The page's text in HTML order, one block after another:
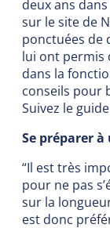
deux ans
sur le site de
ponctuées de
lui ont permis
dans la
conseils pour
Suivez le
Se préparer
“Il est très
pour ne pas
sur la
est donc